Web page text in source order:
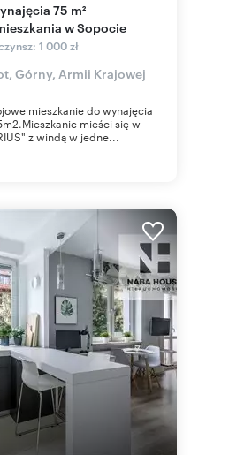
w Sopocie
1 000 zł
Górny, Armii Krajowej
mieszkanie do wynajęcia
mieści się w
z windą w jedne...